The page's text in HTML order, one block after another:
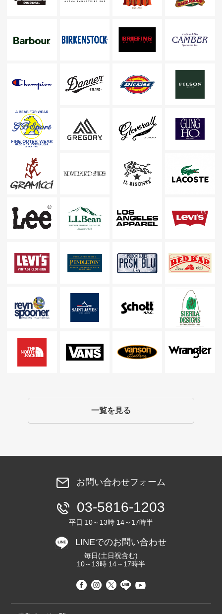
一覧を見る
お問い合わせフォーム
03-5816-1203
平日 10～13時 14～17時半
LINEでのお問い合わせ
毎日(土日祝含む)
10～13時 14～17時半